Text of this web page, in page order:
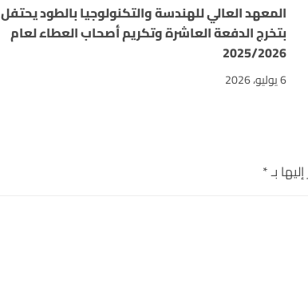
المعهد العالي للهندسة والتكنولوجيا بالطود يحتفل
بتخرج الدفعة العاشرة وتكريم أصحاب العطاء لعام
2025/2026
6 يوليو، 2026
بـ*